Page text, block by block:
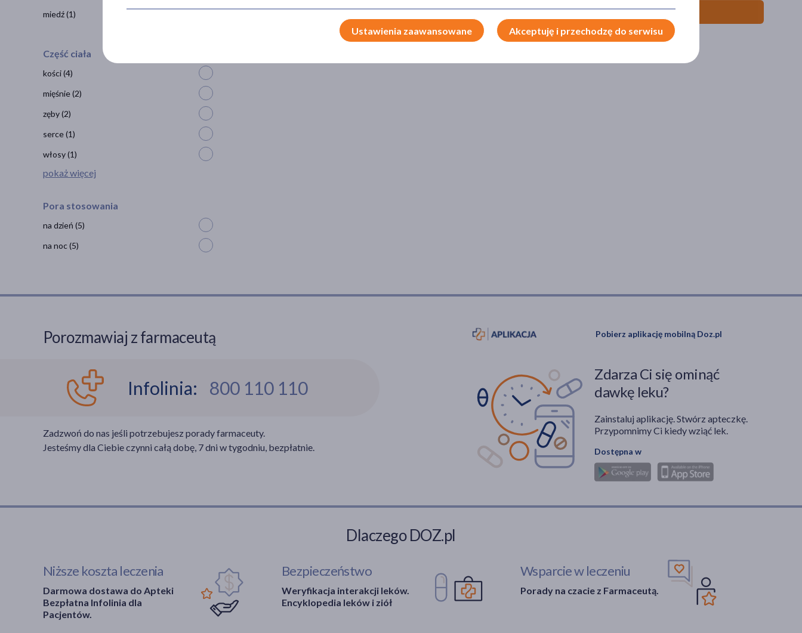
Do koszyka
miedź(1)
Część ciała
kości(4)
mięśnie(2)
zęby(2)
serce(1)
włosy(1)
pokaż więcej
Pora stosowania
na dzień (5)
na noc(5)
Porozmawiaj z farmaceutą
Infolinia: 800 110 110
Zadzwoń do nas jeśli potrzebujesz porady farmaceuty.
Jesteśmy dla Ciebie czynni całą dobę, 7 dni w tygodniu, bezpłatnie.
Pobierz aplikację mobilną Doz.pl
Zdarza Ci się ominąć
dawkę leku?
Zainstaluj aplikację. Stwórz apteczkę.
Przypomnimy Ci kiedy wziąć lek.
Dostępna w
Dlaczego DOZ.pl
Niższe koszta leczenia
Darmowa dostawa do Apteki
Bezpłatna Infolinia dla
Pacjentów.
Bezpieczeństwo
Weryfikacja interakcji leków.
Encyklopedia leków i ziół
Wsparcie w leczeniu
Porady na czacie z Farmaceutą.
Ustawienia zaawansowane Akceptuję i przechodzę do serwisu